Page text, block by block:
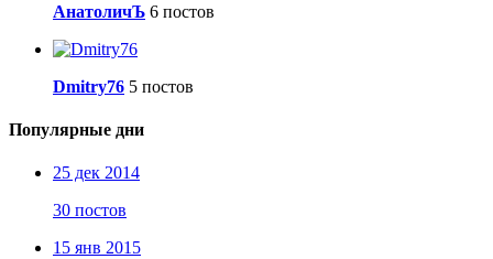
АнатоличЪ 6 постов
Dmitry76 5 постов
Популярные дни
25 дек 2014
30 постов
15 янв 2015